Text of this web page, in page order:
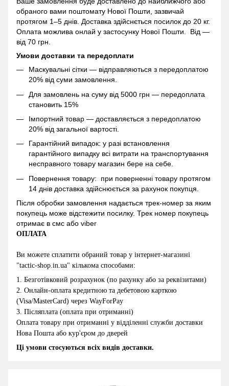
обраного вами поштомату Нової Пошти, зазвичай
протягом 1–5 днів. Доставка здійснється посилок до 20 кг.
Оплата можлива онлай у застосунку Нової Пошти. Від —
від 70 грн.
Умови доставки та передоплати
Маскувальні сітки — відправляються з передоплатою
20% від суми замовлення.
Для замовлень на суму від 5000 грн — передоплата
становить 15%
Імпортний товар — доставляється з передоплатою
20% від загальної вартості.
Гарантійний випадок: у разі встановлення
гарантійного випадку всі витрати на транспортування
несправного товару магазин бере на себе.
Повернення товару: при поверненні товару протягом
14 днів доставка здійснюється за рахунок покупця.
Після обробки замовлення надається трек-номер за яким
покупець може відстежити посилку. Трек номер покупець
отримає в смс або viber
ОПЛАТА
Ви можете сплатити обраний товар у інтернет-магазині
"tactic-shop.in.ua" кількома способами:
1. Безготівковий розрахунок (по рахунку або за реквізитами)
2. Онлайн-оплата кредитною та дебетовою карткою
(Visa/MasterCard) через WayForPay
3. Післяплата (оплата при отриманні)
Оплата товару при отриманні у відділенні служби доставки
Нова Пошта або кур'єром до дверей
Ці умови стосуються всіх видів доставки.